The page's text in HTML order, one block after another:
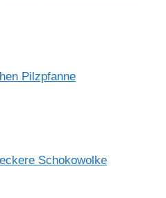
Pilzpfanne
Schokowolke